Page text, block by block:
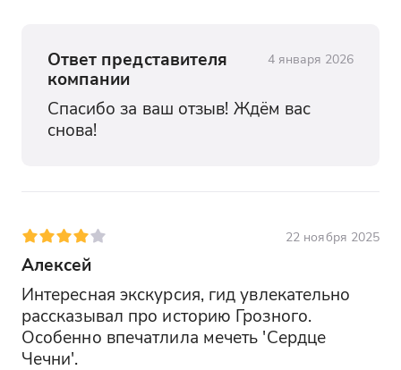
Ответ представителя
компании
4 января 2026
Спасибо за ваш отзыв! Ждём вас
снова!
22 ноября 2025
Алексей
Интересная экскурсия, гид увлекательно
рассказывал про историю Грозного.
Особенно впечатлила мечеть 'Сердце
Чечни'.